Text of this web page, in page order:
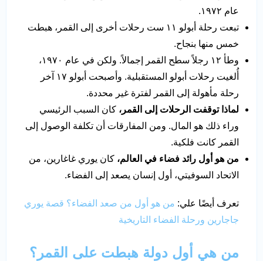
عام ١٩٧٢.
تبعت رحلة أبولو ١١ ست رحلات أخرى إلى القمر، هبطت
خمس منها بنجاح.
وطأ ١٢ رجلاً سطح القمر إجمالاً. ولكن في عام ١٩٧٠،
أُلغيت رحلات أبولو المستقبلية. وأصبحت أبولو ١٧ آخر
رحلة مأهولة إلى القمر لفترة غير محددة.
لماذا توقفت الرحلات إلى القمر، كان السبب الرئيسي
وراء ذلك هو المال. ومن المفارقات أن تكلفة الوصول إلى
القمر كانت فلكية.
من هو أول رائد فضاء في العالم، كان يوري غاغارين، من
الاتحاد السوفيتي، أول إنسان يصعد إلى الفضاء.
تعرف أيضًا علي: من هو أول من صعد الفضاء؟ قصة يوري
جاجارين ورحلة الفضاء التاريخية
من هي أول دولة هبطت على القمر؟